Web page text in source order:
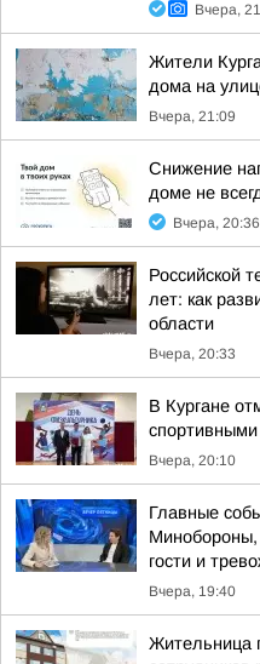
Вчера,
Жители
дома на
Вчера, 21:09
Снижение
доме не
Вчера, 20:36
Российской
лет: как
области
Вчера, 20:33
В Кургане
Вчера, 20:10
Главные
Минобороны,
гости и
Вчера, 19:40
Жительница